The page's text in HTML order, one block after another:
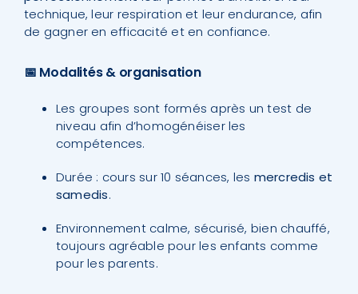
technique, leur respiration et leur endurance, afin
de gagner en efficacité et en confiance.
📅 Modalités & organisation
Les groupes sont formés après un test de
niveau afin d’homogénéiser les
compétences.
Durée : cours sur 10 séances, les mercredis et
samedis.
Environnement calme, sécurisé, bien chauffé,
toujours agréable pour les enfants comme
pour les parents.